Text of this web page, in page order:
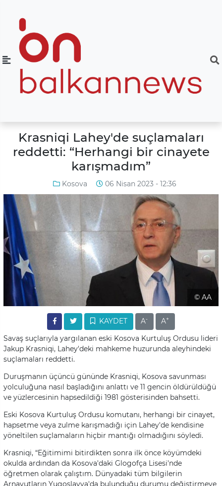
Krasniqi Lahey'de suçlamaları
reddetti: “Herhangi bir cinayete
karışmadım”
Kosova 06 Nisan 2023 - 12:36
© AA
KAYDET A- A+
Savaş suçlarıyla yargılanan eski Kosova Kurtuluş Ordusu lideri
Jakup Krasniqi, Lahey'deki mahkeme huzurunda aleyhindeki
suçlamaları reddetti.
Duruşmanın üçüncü gününde Krasniqi, Kosova savunması
yolculuğuna nasıl başladığını anlattı ve 11 gencin öldürüldüğü
ve yüzlercesinin hapsedildiği 1981 gösterisinden bahsetti.
Eski Kosova Kurtuluş Ordusu komutanı, herhangi bir cinayet,
hapsetme veya zulme karışmadığı için Lahey'de kendisine
yöneltilen suçlamaların hiçbir mantığı olmadığını söyledi.
Krasniqi, “Eğitimimi bitirdikten sonra ilk önce köyümdeki
okulda ardından da Kosova'daki Glogofça Lisesi'nde
öğretmen olarak çalıştım. Dünyadaki tüm bilgilerin
Arnavutların Yugoslavya'da bulunduğu durumu değiştirmeye